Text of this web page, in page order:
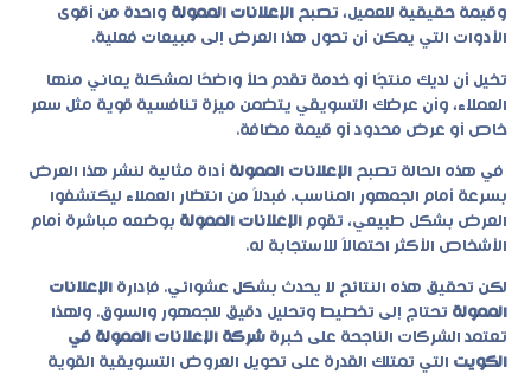
وقيمة حقيقية للعميل، تصبح الإعلانات الممولة واحدة من أقوى
الأدوات التي يمكن أن تحول هذا العرض إلى مبيعات فعلية.
تخيل أن لديك منتجًا أو خدمة تقدم حلاً واضحًا لمشكلة يعاني منها
العملاء، وأن عرضك التسويقي يتضمن ميزة تنافسية قوية مثل سعر
خاص أو عرض محدود أو قيمة مضافة.
في هذه الحالة تصبح الإعلانات الممولة أداة مثالية لنشر هذا العرض
بسرعة أمام الجمهور المناسب. فبدلاً من انتظار العملاء ليكتشفوا
العرض بشكل طبيعي، تقوم الإعلانات الممولة بوضعه مباشرة أمام
الأشخاص الأكثر احتمالاً للاستجابة له.
لكن تحقيق هذه النتائج لا يحدث بشكل عشوائي. فإدارة الإعلانات
الممولة تحتاج إلى تخطيط وتحليل دقيق للجمهور والسوق. ولهذا
تعتمد الشركات الناجحة على خبرة شركة الإعلانات الممولة في
الكويت التي تمتلك القدرة على تحويل العروض التسويقية القوية